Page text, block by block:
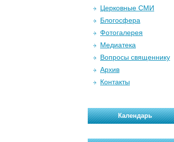
Церковные СМИ
Блогосфера
Фотогалерея
Медиатека
Вопросы священнику
Архив
Контакты
Календарь